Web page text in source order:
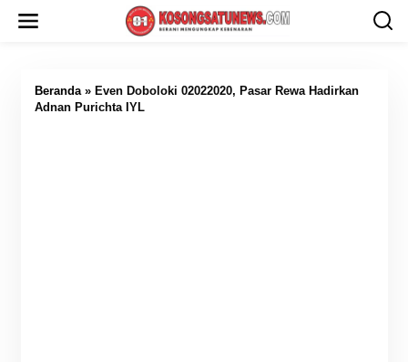
Beranda» Even Doboloki 02022020, Pasar Rewa Hadirkan
Adnan Purichta IYL